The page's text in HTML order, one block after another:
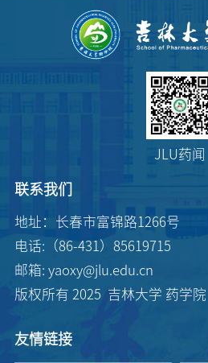
JLU药闻
联系我们
地址：长春市富锦路1266号
电话:（86-431）85619715
邮箱: yaoxy@jlu.edu.cn
版权所有 2025 吉林大学 药学院
友情链接